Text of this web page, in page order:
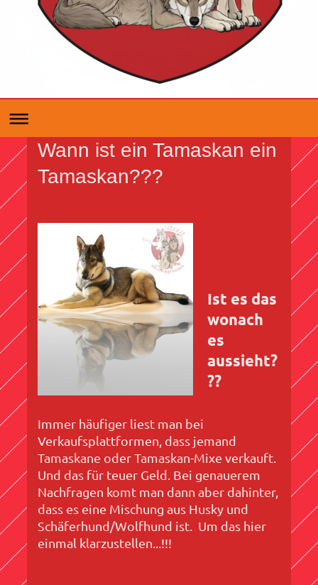
Wann ist ein Tamaskan ein
Tamaskan???
Ist es das
wonach
es
aussieht?
??
Immer häufiger liest man bei
Verkaufsplattformen, dass jemand
Tamaskane oder Tamaskan-Mixe verkauft.
Und das für teuer Geld. Bei genauerem
Nachfragen komt man dann aber dahinter,
dass es eine Mischung aus Husky und
Schäferhund/Wolfhund ist. Um das hier
einmal klarzustellen...!!!